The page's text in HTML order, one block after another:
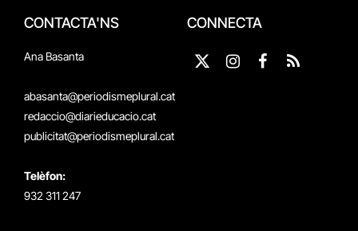
CONTACTA'NS
Ana Basanta
abasanta@periodismeplural.cat
redaccio@diarieducacio.cat
publicitat@periodismeplural.cat
Telèfon:
932 311 247
CONNECTA
X
Instagram
Facebook
RSS